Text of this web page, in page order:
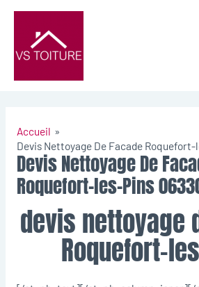
Accueil
Devis Nettoyage De Facade
Devis Nettoyage De
Roquefort-les-Pins
devis nettoyage
Roquefort-